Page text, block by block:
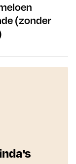
(zonder